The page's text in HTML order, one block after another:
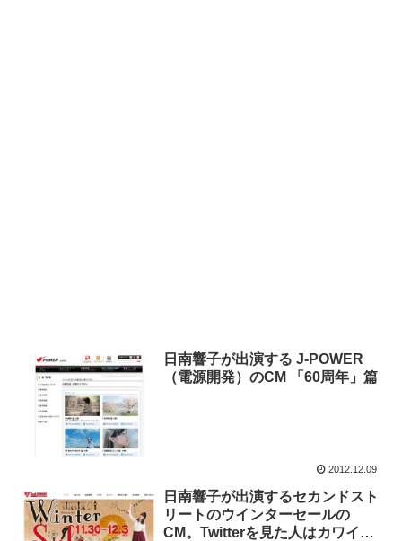
日南響子が出演する J-POWER
（電源開発）のCM 「60周年」篇
2012.12.09
日南響子が出演するセカンドスト
リートのウインターセールの
CM。Twitterを見た人はカワイイ